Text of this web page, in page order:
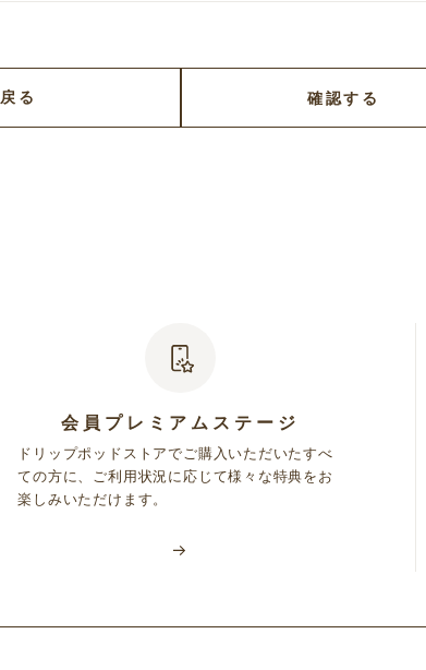
確認する
戻る
会員プレミアムステージ
ドリップポッドストアでご購入いただいたすべ
ての方に、ご利用状況に応じて様々な特典をお
楽しみいただけます。